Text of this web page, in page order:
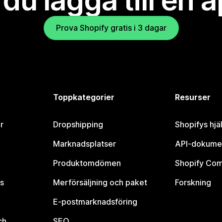
Prova Shopify gratis i 3 dagar
Toppkategorier
Dropshipping
Marknadsplatser
Produktomdömen
Merförsäljning och paket
E-postmarknadsföring
Resurser
Shopifys
API-
Shopify
Forskning